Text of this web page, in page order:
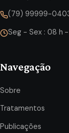
(79) 99999-
Seg - Sex : 08 h
Navegação
Sobre
Tratamentos
Publicações